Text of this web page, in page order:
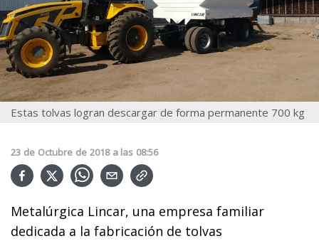
Estas tolvas logran descargar de forma permanente 700 kg
23 de Octubre de 2018 a las 08:56
Metalúrgica Lincar, una empresa familiar
dedicada a la fabricación de tolvas